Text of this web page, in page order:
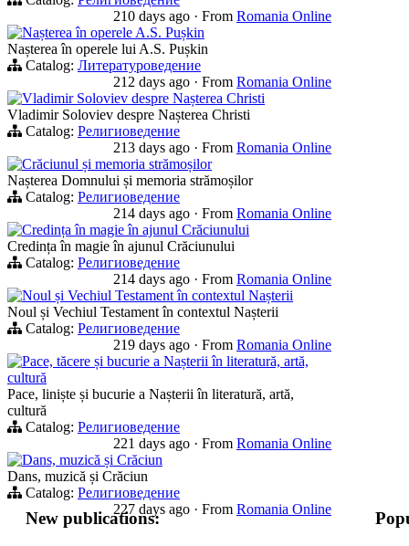
210 days ago · From Romania Online
Nașterea în operele A.S. Pușkin
Nașterea în operele lui A.S. Pușkin
Catalog: Литературоведение
212 days ago · From Romania Online
Vladimir Soloviev despre Nașterea Christi
Vladimir Soloviev despre Nașterea Christi
Catalog: Религиоведение
213 days ago · From Romania Online
Crăciunul și memoria strămoșilor
Nașterea Domnului și memoria strămoșilor
Catalog: Религиоведение
214 days ago · From Romania Online
Credința în magie în ajunul Crăciunului
Credința în magie în ajunul Crăciunului
Catalog: Религиоведение
214 days ago · From Romania Online
Noul și Vechiul Testament în contextul Nașterii
Noul și Vechiul Testament în contextul Nașterii
Catalog: Религиоведение
219 days ago · From Romania Online
Pace, tăcere și bucurie a Nașterii în literatură, artă,
cultură
Pace, liniște și bucurie a Nașterii în literatură, artă,
cultură
Catalog: Религиоведение
221 days ago · From Romania Online
Dans, muzică și Crăciun
Dans, muzică și Crăciun
Catalog: Религиоведение
227 days ago · From Romania Online
New publications: